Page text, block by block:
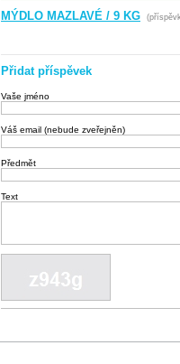
MÝDLO MAZLAVÉ / 9 KG
Přidat příspěvek
Vaše jméno
Váš email (nebude zveřejněn)
Předmět
Text